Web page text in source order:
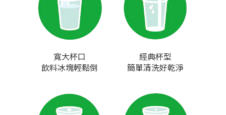
寬大杯口
飲料冰塊輕鬆倒
經典杯型
簡單清洗好乾淨